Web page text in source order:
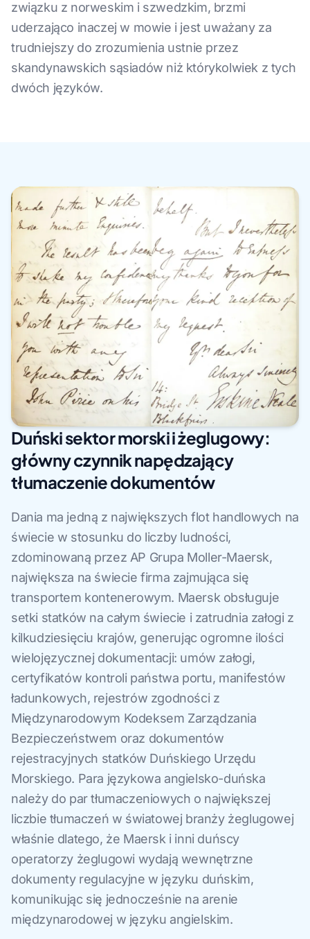
związku z norweskim i szwedzkim, brzmi
uderzająco inaczej w mowie i jest uważany za
trudniejszy do zrozumienia ustnie przez
skandynawskich sąsiadów niż którykolwiek z tych
dwóch języków.
Duński sektor morski i żeglugowy:
główny czynnik napędzający
tłumaczenie dokumentów
Dania ma jedną z największych flot handlowych na
świecie w stosunku do liczby ludności,
zdominowaną przez AP Grupa Moller-Maersk,
największa na świecie firma zajmująca się
transportem kontenerowym. Maersk obsługuje
setki statków na całym świecie i zatrudnia załogi z
kilkudziesięciu krajów, generując ogromne ilości
wielojęzycznej dokumentacji: umów załogi,
certyfikatów kontroli państwa portu, manifestów
ładunkowych, rejestrów zgodności z
Międzynarodowym Kodeksem Zarządzania
Bezpieczeństwem oraz dokumentów
rejestracyjnych statków Duńskiego Urzędu
Morskiego. Para językowa angielsko-duńska
należy do par tłumaczeniowych o największej
liczbie tłumaczeń w światowej branży żeglugowej
właśnie dlatego, że Maersk i inni duńscy
operatorzy żeglugowi wydają wewnętrzne
dokumenty regulacyjne w języku duńskim,
komunikując się jednocześnie na arenie
międzynarodowej w języku angielskim.